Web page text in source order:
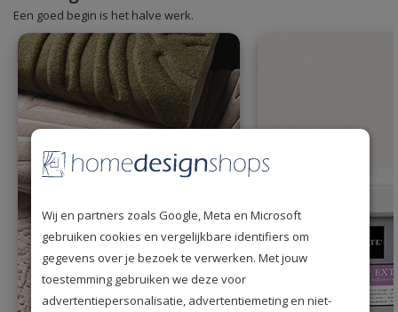
Een goed begin is het halve werk.
Wij en partners zoals Google, Meta en Microsoft
gebruiken cookies en vergelijkbare identifiers om
gegevens over je bezoek te verwerken. Met jouw
toestemming gebruiken we deze voor
advertentiepersonalisatie, advertentiemeting en niet-